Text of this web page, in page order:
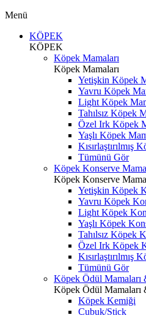
Menü
KÖPEK
KÖPEK
Köpek Mamaları
Köpek Mamaları
Yetişkin Köpek
Yavru Köpek
Light Köpek
Tahılsız Köpek
Özel Irk Köpek
Yaşlı Köpek
Kısırlaştırılmış
Tümünü Gör
Köpek Konserve
Köpek Konserve
Yetişkin Köpek
Yavru Köpek
Light Köpek
Yaşlı Köpek
Tahılsız Köpek
Özel Irk Köpek
Kısırlaştırılmış
Tümünü Gör
Köpek Ödül Mamaları
Köpek Ödül Mamaları
Köpek Kemiği
Çubuk/Stick